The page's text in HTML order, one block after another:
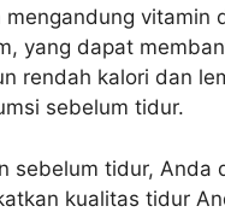
mengandung vitamin
yang dapat
rendah kalori dan
sebelum tidur.
sebelum tidur,
kualitas tidur